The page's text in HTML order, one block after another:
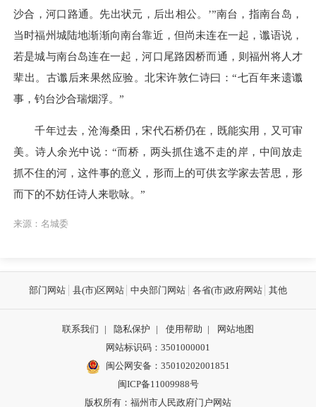
沙合，河口路通。先出状元，后出相公。’”南台，指南台岛，
当时福州城陆地渐渐向南台靠近，但尚未连在一起，谶语说，
若是城与南台岛连在一起，河口尾路因桥而通，则福州将人才
辈出。古谶后来果然应验。北宋许敦仁诗曰：“七百年来遗谶
事，钓台沙合瑞烟浮。”
千年过去，沧海桑田，宋代石桥仍在，既能实用，又可审
美。诗人余光中说：“而桥，两头抓住逃不走的岸，中间放走
抓不住的河，这件事的意义，形而上的可供玄学家去苦思，形
而下的不妨任诗人来歌咏。”
来源：名城委
部门网站 县(市)区网站 中央部门网站 各省(市)政府网站 其他
联系我们 | 隐私保护 | 使用帮助 |
网站地图
网站标识码：3501000001
闽公网安备： 35010202001851
闽ICP备11009988号
版权所有：福州市人民政府门户网站